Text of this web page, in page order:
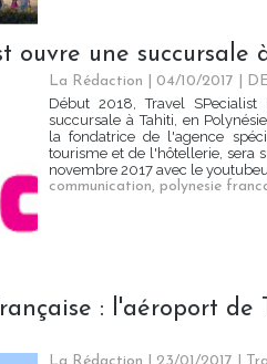
ouvre une succursale
La Rédaction | 04/10/2017
Début 2018, Travel
succursale à Tahiti, en
la fondatrice de l'agence
tourisme et de l'hôtellerie, sera
novembre 2017 avec le
communication, polynesie
: l'aéroport de